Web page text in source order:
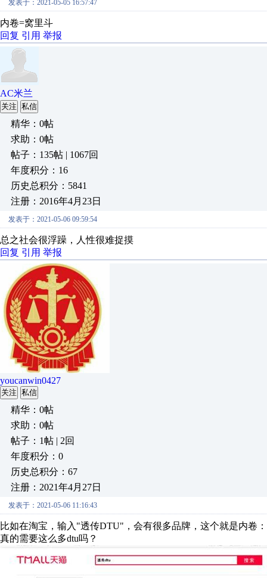
发表于：2021-05-05 16:57:47
内卷=窝里斗
回复 引用 举报
AC米兰
关注 私信
精华：0帖
求助：0帖
帖子：135帖 | 1067回
年度积分：16
历史总积分：5841
注册：2016年4月23日
发表于：2021-05-06 09:59:54
总之社会很浮躁，人性很难捉摸
回复 引用 举报
youcanwin0427
关注 私信
精华：0帖
求助：0帖
帖子：1帖 | 2回
年度积分：0
历史总积分：67
注册：2021年4月27日
发表于：2021-05-06 11:16:43
比如在淘宝，输入"透传DTU"，会有很多品牌，这个就是内卷
真的需要这么多dtu吗？